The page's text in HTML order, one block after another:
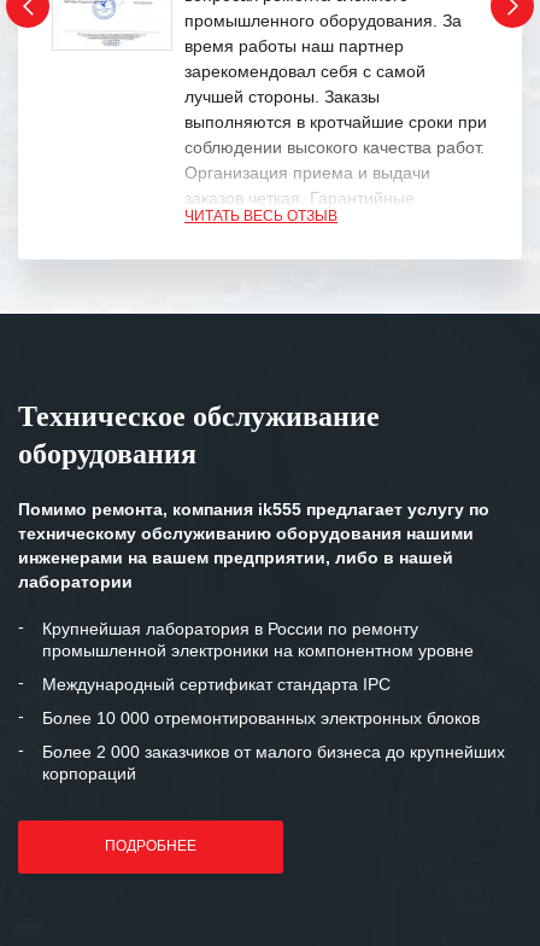
промышленного оборудования. За
время работы наш партнер
зарекомендовал себя с самой
лучшей стороны. Заказы
выполняются в кротчайшие сроки при
соблюдении высокого качества работ.
Организация приема и выдачи
заказов четкая. Гарантийные
обязательства выполняются в
Особенно хочется отметить высокую
клиентоориентированность
готовность помочь в самых сложных
Мы высоко ценим сложившиеся
и доверительные партнерские
отношения и искренне желаем
«Инженерной компании «555» долгих
лет успеха и процветания.
ЧИТАТЬ ВЕСЬ ОТЗЫВ
Техническое обслуживание
оборудования
Помимо ремонта, компания ik555 предлагает услугу по
техническому обслуживанию оборудования нашими
инженерами на вашем предприятии, либо в нашей
лаборатории
Крупнейшая лаборатория в России по ремонту
промышленной электроники на компонентном уровне
Международный сертификат стандарта IPC
Более 10 000 отремонтированных электронных блоков
Более 2 000 заказчиков от малого бизнеса до крупнейших
корпораций
ПОДРОБНЕЕ